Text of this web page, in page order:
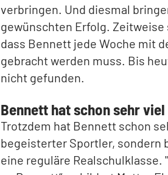
verbringen. Und diesmal
gewünschten Erfolg.
dass Bennett jede Woche mit
gebracht werden muss. Bis
nicht gefunden.
Bennett hat schon sehr
Trotzdem hat Bennett schon
begeisterter Sportler, sondern
eine reguläre